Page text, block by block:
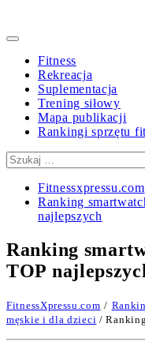
Primary
Fitness
Rekreacja
Suplementacja
Trening siłowy
Mapa publikacji
Rankingi sprzętu
Szukaj:
Fitnessxpressu.com
Ranking
najlepszych
Ranking
TOP
FitnessXpressu.com /
męskie i dla dzieci /